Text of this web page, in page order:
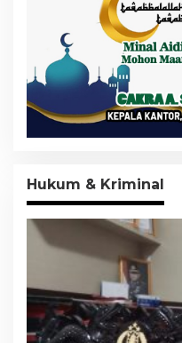
Hukum & Kriminal